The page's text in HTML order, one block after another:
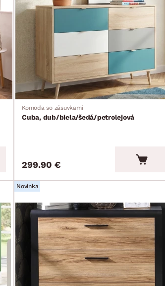
Komoda so zásuvkami
Cuba, dub/biela/šedá/petrolejová
299.90 €
Novinka